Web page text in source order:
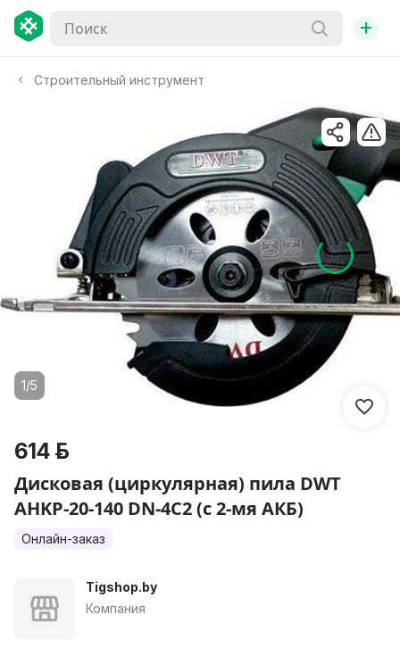
+
Строительный инструмент
1/5
614 р.
Дисковая (циркулярная) пила DWT
AHKP-20-140 DN-4C2 (с 2-мя АКБ)
Онлайн-заказ
Tigshop.by
Компания